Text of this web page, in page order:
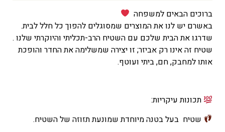
המחיר
הנוכחי
הוא
₪463
טווח
מחירים:
ברוכים הבאים למשפחה
באשרם יש לנו את המוצרים שמסוגלים להפוך כל חלל לבית.
שדרגו את הבית שלכם עם השטיח הרב-תכליתי והיוקרתי שלנו .
שטיח זה אינו רק אביזר; זו יצירה שמשלימה את החדר והופכת
אותו למחבק, חם, ביתי ועוטף.
תכונות עיקריות:
שטיח בעל בטנה מיוחדת שמונעת תזוזה של השטיח.